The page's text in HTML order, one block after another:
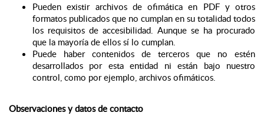
Pueden existir archivos de ofimática en PDF y otros
formatos publicados que no cumplan en su totalidad todos
los requisitos de accesibilidad. Aunque se ha procurado
que la mayoría de ellos sí lo cumplan.
Puede haber contenidos de terceros que no estén
desarrollados por esta entidad ni están bajo nuestro
control, como por ejemplo, archivos ofimáticos.
Observaciones y datos de contacto